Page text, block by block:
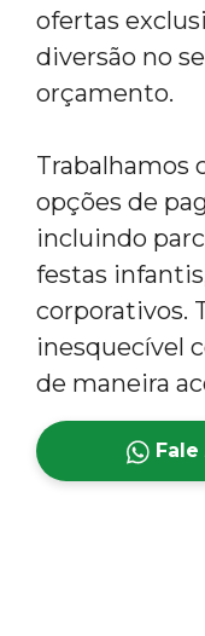
ofertas
diversão no
orçamento.
Trabalhamos
opções de
incluindo
festas
corporativos.
inesquecível
de maneira